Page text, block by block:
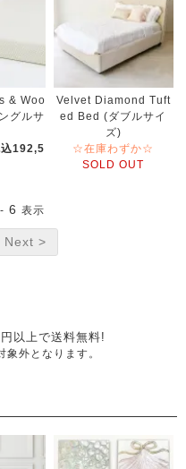
& Woo
グルサ
192,5
Velvet Diamond Tuft
ed Bed (ダブルサイ
ズ)
☆在庫わずか☆
SOLD OUT
- 6 表示
Next >
外となります。